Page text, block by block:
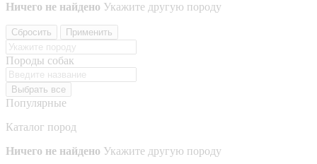
Ничего не найдено Укажите другую породу
Сбросить Применить
Породы собак
Выбрать все
Популярные
Каталог пород
Ничего не найдено Укажите другую породу